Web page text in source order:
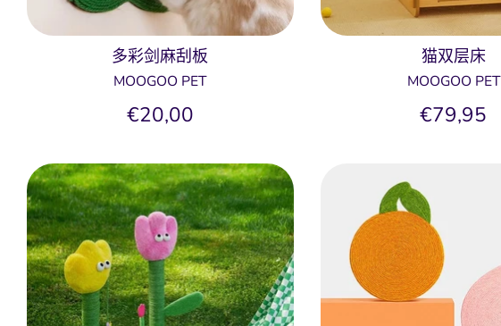
多彩剑麻刮板
MOOGOO PET
€20,00
猫双层床
MOOGOO PET
€79,95